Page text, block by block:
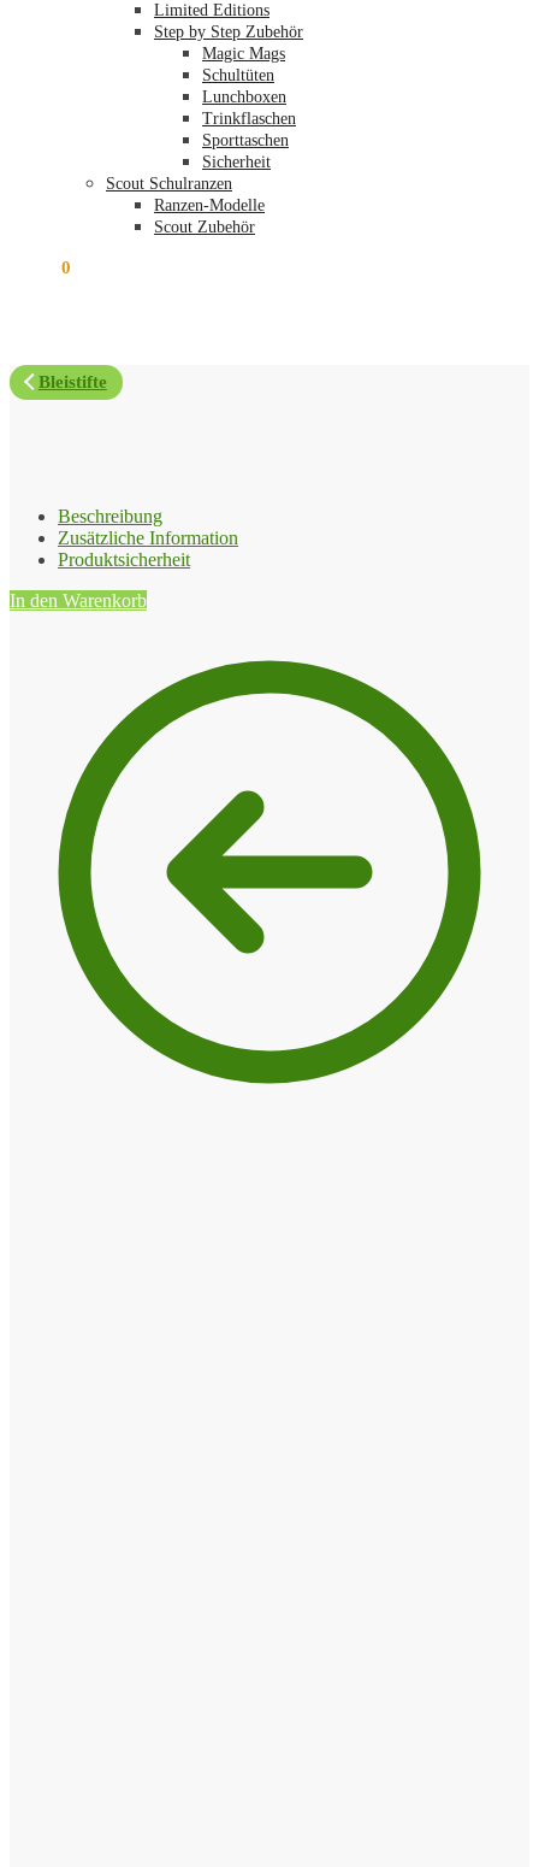
Limited Editions
Step by Step Zubehör
Magic Mags
Schultüten
Lunchboxen
Trinkflaschen
Sporttaschen
Sicherheit
Scout Schulranzen
Ranzen-Modelle
Scout Zubehör
0
Bleistifte
Beschreibung
Zusätzliche Information
Produktsicherheit
In den Warenkorb